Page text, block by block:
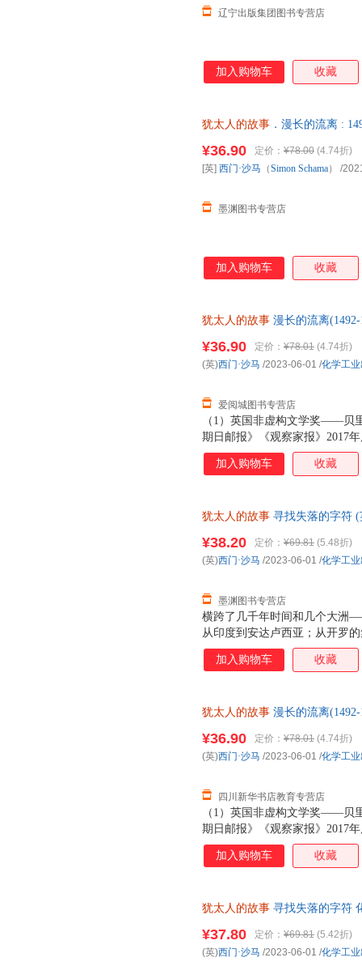
辽宁出版集团图书专营店
加入购物车 收藏
犹太人的故事 ．漫长的流离 :
惠咨询在线客服！
¥36.90 定价： ¥78.00 (4.74折)
墨渊图书专营店
[英] 西门·沙马 （Simon Schama） /
加入购物车 收藏
犹太人的故事 漫长的流离
询在线客服！
（1）英国非虚构文学奖——贝
期日邮报》《观察家报》2017
协会奖得主、英国重量级历史
（3）犹太课题研究领域里程
教授亲自领队翻译，并做了两
¥36.90 定价： ¥78.01 (4.74折)
爱阅城图书专营店
(英)西门·沙马 /2023-06-01 /化学工
加入购物车 收藏
犹太人的故事 寻找失落的字符
横跨了几千年时间和几个大洲
从印度到安达卢西亚；从开罗
新月沃土的文明与冲突…… ＊
奖、W.H.史密斯文学奖、全美
众多国内名家学者诚意推荐
学格来泽犹太文化研究所所长
校长 ＊版权热销全球20多个国
¥38.20 定价： ¥69.81 (5.48折)
墨渊图书专营店
(英)西门·沙马 /2023-06-01 /化学工
加入购物车 收藏
犹太人的故事 漫长的流离
（1）英国非虚构文学奖——贝
期日邮报》《观察家报》2017
协会奖得主、英国重量级历史
（3）犹太课题研究领域里程
教授亲自领队翻译，并做了两
¥36.90 定价： ¥78.01 (4.74折)
四川新华书店教育专营店
(英)西门·沙马 /2023-06-01 /化学工
加入购物车 收藏
犹太人的故事 寻找失落的字符
¥37.80 定价： ¥69.81 (5.42折)
(英)西门·沙马 /2023-06-01 /化学工